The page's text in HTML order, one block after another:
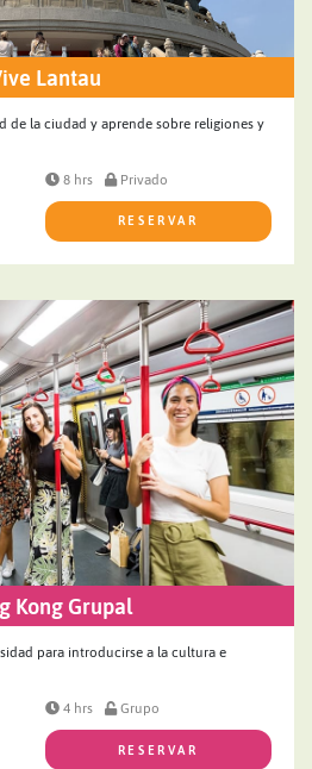
Lantau
de la ciudad y aprende sobre religiones y
8 hrs Privado
RESERVAR
Kong Grupal
para introducirse a la cultura e
4 hrs Grupo
RESERVAR